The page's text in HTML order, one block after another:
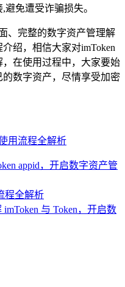
免遭受诈骗损失。
、完整的数字资产管理解
绍，相信大家对imToken
在使用过程中，大家要始
数字资产，尽情享受加密
用流程全解析
appid，开启数字资产管
程全解析
与 Token，开启数